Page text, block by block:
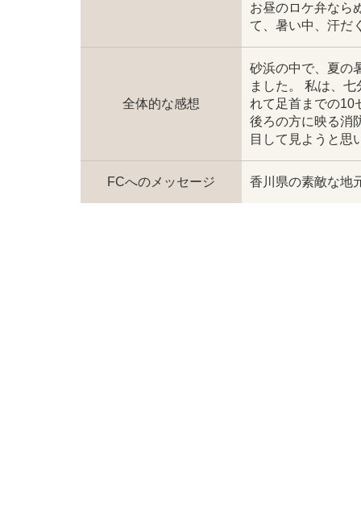
お昼のロケ弁なら
て、暑い中、汗だ
全体的な感想
砂浜の中で、夏の
ました。 私は、
れて足首までの10
後ろの方に映る消
目して見ようと思
FCへのメッセージ 香川県の素敵な地